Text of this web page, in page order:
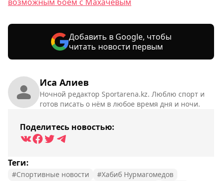
Иса Алиев
Ночной редактор Sportarena.kz. Люблю спорт и
готов писать о нём в любое время дня и ночи.
Поделитесь новостью:
Теги:
#Спортивные новости
#Хабиб Нурмагомедов
Добавить в Google, чтобы
читать новости первым